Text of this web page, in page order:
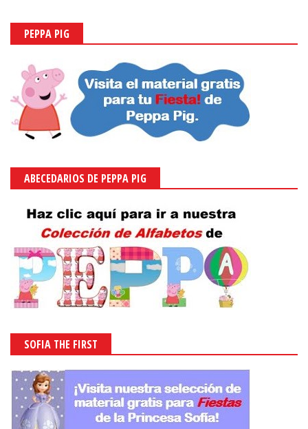
PEPPA PIG
ABECEDARIOS DE PEPPA PIG
SOFIA THE FIRST